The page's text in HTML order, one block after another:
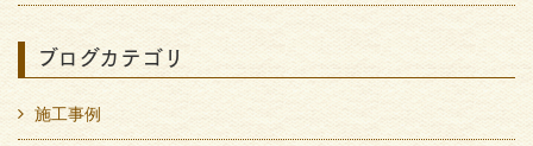
ブログカテゴリ
施工事例